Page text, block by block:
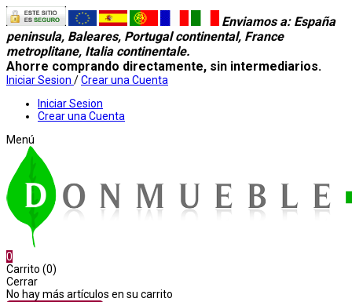
Enviamos a: España
peninsula, Baleares, Portugal continental, France
metroplitane, Italia continentale.
Ahorre comprando directamente, sin intermediarios.
Iniciar Sesion /Crear una Cuenta
Iniciar Sesion
Crear una Cuenta
Menú
0
Carrito (0)
Cerrar
No hay más artículos en su carrito